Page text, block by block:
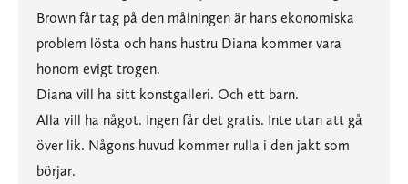
Brown får tag på den målningen är hans ekonomiska
problem lösta och hans hustru Diana kommer vara
honom evigt trogen.
Diana vill ha sitt konstgalleri. Och ett barn.
Alla vill ha något. Ingen får det gratis. Inte utan att gå
över lik. Någons huvud kommer rulla i den jakt som
börjar.